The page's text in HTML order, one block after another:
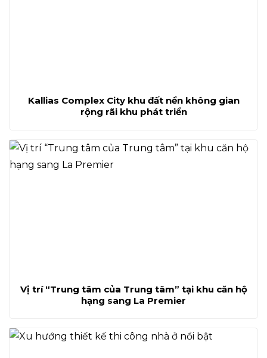
Kallias Complex City khu đất nền không gian
rộng rãi khu phát triển
Vị trí “Trung tâm của Trung tâm” tại khu căn hộ
hạng sang La Premier